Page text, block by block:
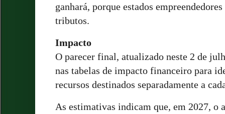
ganhará, porque estados
tributos.
Impacto
O parecer final, atualizado neste 2 de
nas tabelas de impacto financeiro para
recursos destinados separadamente a
As estimativas indicam que, em 2027, o